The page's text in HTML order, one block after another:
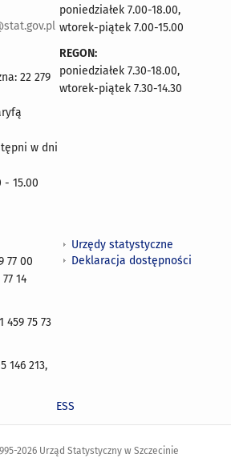
22 279
w dni
- 15.00
poniedziałek 7.00-18.00,
wtorek-piątek 7.00-15.00
REGON:
poniedziałek 7.30-18.00,
wtorek-piątek 7.30-14.30
77 00
14
459 75 73
146 213,
Urzędy statystyczne
Deklaracja dostępności
ESS
2026 Urząd Statystyczny w Szczecinie